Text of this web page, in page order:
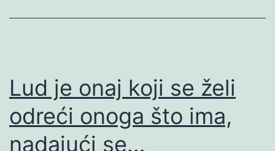
Lud je onaj koji se želi
odreći onoga što ima,
nadajući se…